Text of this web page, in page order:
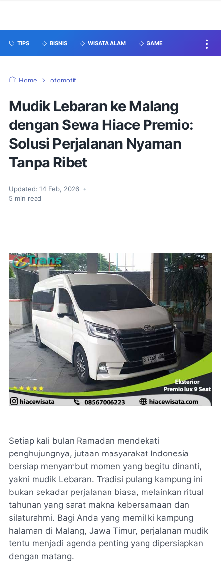
TIPS BISNIS WISATA ALAM GAME
Home otomotif
Mudik Lebaran ke Malang
dengan Sewa Hiace Premio:
Solusi Perjalanan Nyaman
Tanpa Ribet
Updated: 14 Feb, 2026 •
5 min read
Setiap kali bulan Ramadan mendekati
penghujungnya, jutaan masyarakat Indonesia
bersiap menyambut momen yang begitu dinanti,
yakni mudik Lebaran. Tradisi pulang kampung ini
bukan sekadar perjalanan biasa, melainkan ritual
tahunan yang sarat makna kebersamaan dan
silaturahmi. Bagi Anda yang memiliki kampung
halaman di Malang, Jawa Timur, perjalanan mudik
tentu menjadi agenda penting yang dipersiapkan
dengan matang.